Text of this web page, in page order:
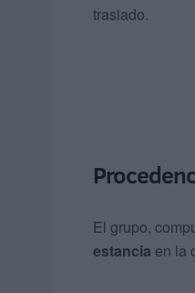
traslado.
El grupo,
estancia en la